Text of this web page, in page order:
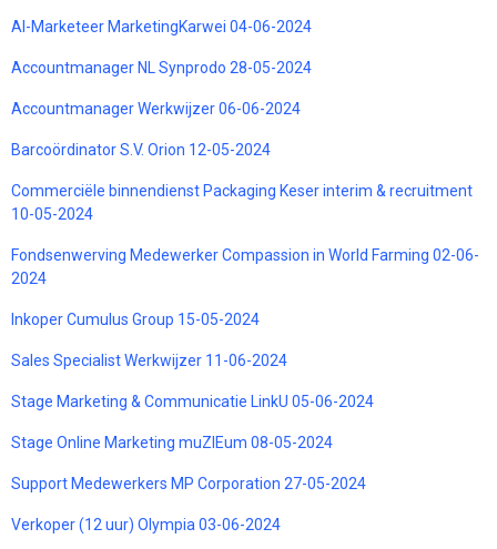
AI-Marketeer MarketingKarwei 04-06-2024
Accountmanager NL Synprodo 28-05-2024
Accountmanager Werkwijzer 06-06-2024
Barcoördinator S.V. Orion 12-05-2024
Commerciële binnendienst Packaging Keser interim & recruitment
10-05-2024
Fondsenwerving Medewerker Compassion in World Farming 02-06-
2024
Inkoper Cumulus Group 15-05-2024
Sales Specialist Werkwijzer 11-06-2024
Stage Marketing & Communicatie LinkU 05-06-2024
Stage Online Marketing muZIEum 08-05-2024
Support Medewerkers MP Corporation 27-05-2024
Verkoper (12 uur) Olympia 03-06-2024